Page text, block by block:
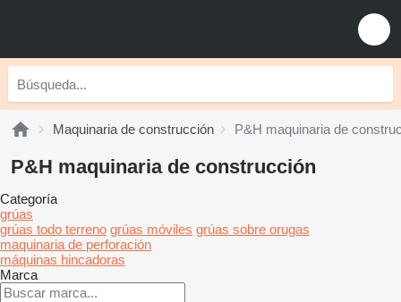
Maquinaria de construcción P&H maquinaria de
P&H maquinaria de construcción
Categoría
grúas
grúas todo terreno grúas móviles grúas sobre orugas
maquinaria de perforación
máquinas hincadoras
Marca